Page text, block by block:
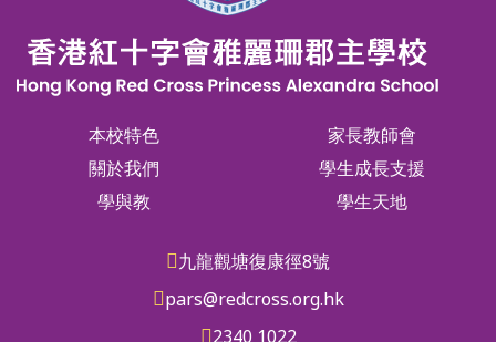
本校特色
關於我們
學與教
家長教師會
學生成長支援
學生天地
九龍觀塘復康徑8號
pars@redcross.org.hk
2340 1022